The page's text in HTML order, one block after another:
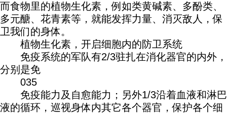
而食物里的植物生化素，例如类黄碱素、多酚类、
多元醣、花青素等，就能发挥力量、消灭敌人，保
卫我们的身体。
植物生化素，开启细胞内的防卫系统
免疫系统的军队有2/3驻扎在消化器官的内外，
分别是免
035
免疫能力及自愈能力；另外1/3沿着血液和淋巴
液的循环，巡视身体内其它各个器官，保护各个细